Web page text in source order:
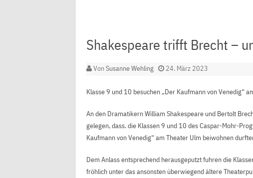
Shakespeare trifft Brecht –
VonSusanne Wehling 24. März 2023
Klasse 9 und 10 besuchen „Der Kaufmann von Venedig“
An den Dramatikern William Shakespeare und Bertolt
gelegen, dass. die Klassen 9 und 10 des Caspar-Mohr-
Kaufmann von Venedig“ am Theater Ulm beiwohnen
Dem Anlass entsprechend herausgeputzt fuhren die
fröhlich unter das ansonsten überwiegend ältere